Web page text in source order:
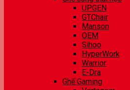
UPGEN
GTChair
Manson
OEM
Sihoo
HyperWork
Warrior
E-Dra
Ghế Gaming